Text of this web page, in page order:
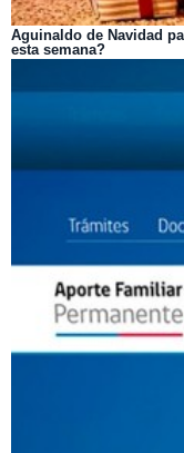
Aguinaldo de Navidad
esta semana?